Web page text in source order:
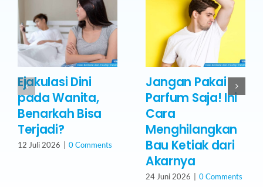
Ejakulasi Dini
pada Wanita,
Benarkah Bisa
Terjadi?
12 Juli 2026 0 Comments
Jangan Pakai
Parfum Saja! Ini
Cara
Menghilangkan
Bau Ketiak dari
Akarnya
24 Juni 2026 0 Comments